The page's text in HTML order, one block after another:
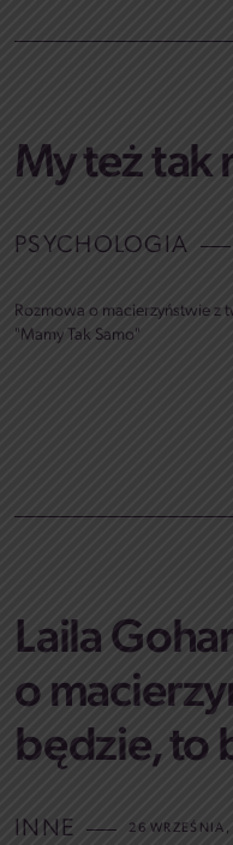
My też tak
PSYCHOLOGIA
Rozmowa o macierzyństwie z
"Mamy Tak Samo"
Laila
o
będzie, to
INNE 26